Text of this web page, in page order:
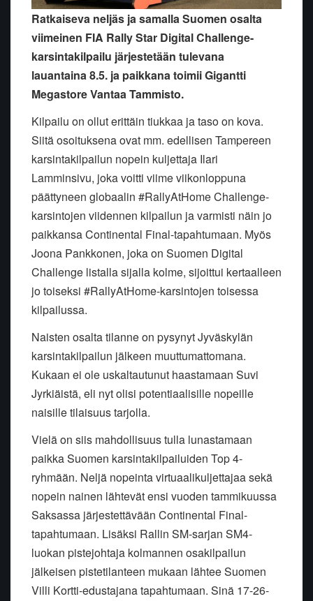
Ratkaiseva neljäs ja samalla Suomen osalta
viimeinen FIA Rally Star Digital Challenge-
karsintakilpailu järjestetään tulevana
lauantaina 8.5. ja paikkana toimii Gigantti
Megastore Vantaa Tammisto.
Kilpailu on ollut erittäin tiukkaa ja taso on kova.
Siitä osoituksena ovat mm. edellisen Tampereen
karsintakilpailun nopein kuljettaja Ilari
Lamminsivu, joka voitti viime viikonloppuna
päättyneen globaalin #RallyAtHome Challenge-
karsintojen viidennen kilpailun ja varmisti näin jo
paikkansa Continental Final-tapahtumaan. Myös
Joona Pankkonen, joka on Suomen Digital
Challenge listalla sijalla kolme, sijoittui kertaalleen
jo toiseksi #RallyAtHome-karsintojen toisessa
kilpailussa.
Naisten osalta tilanne on pysynyt Jyväskylän
karsintakilpailun jälkeen muuttumattomana.
Kukaan ei ole uskaltautunut haastamaan Suvi
Jyrkiäistä, eli nyt olisi potentiaalisille nopeille
naisille tilaisuus tarjolla.
Vielä on siis mahdollisuus tulla lunastamaan
paikka Suomen karsintakilpailuiden Top 4-
ryhmään. Neljä nopeinta virtuaalikuljettajaa sekä
nopein nainen lähtevät ensi vuoden tammikuussa
Saksassa järjestettävään Continental Final-
tapahtumaan. Lisäksi Rallin SM-sarjan SM4-
luokan pistejohtaja kolmannen osakilpailun
jälkeisen pistetilanteen mukaan lähtee Suomen
Villi Kortti-edustajana tapahtumaan. Sinä 17-26-